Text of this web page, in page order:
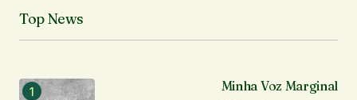
Top News
Minha Voz Marginal